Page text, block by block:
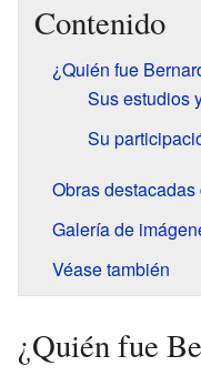
Contenido
¿Quién fue
Sus estudios
Su
Obras
Galería de
Véase también
¿Quién fue